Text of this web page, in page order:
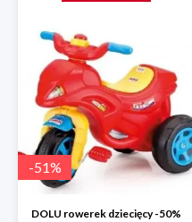
-51%
DOLU rowerek dziecięcy -50%